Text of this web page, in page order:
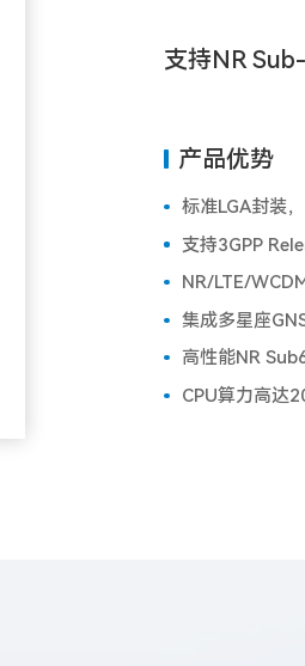
支持NR
产品优势
标准LGA封装
支持3GPP
NR/LTE/
集成多星座
高性能NR
CPU算力高达